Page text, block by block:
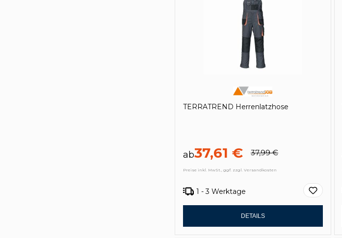
TERRATREND Herrenlatzhose
ab37,61 € 37,99 €
Preise inkl. MwSt., ggf. zzgl. Versandkosten
1 - 3 Werktage
DETAILS